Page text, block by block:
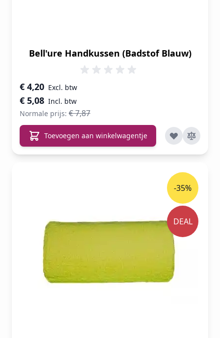
Bell'ure Handkussen (Badstof Blauw)
Speciale prijs
€ 5,08
€ 4,20
Normale prijs: € 7,87
Toevoegen aan winkelwagentje
-35%
DEAL